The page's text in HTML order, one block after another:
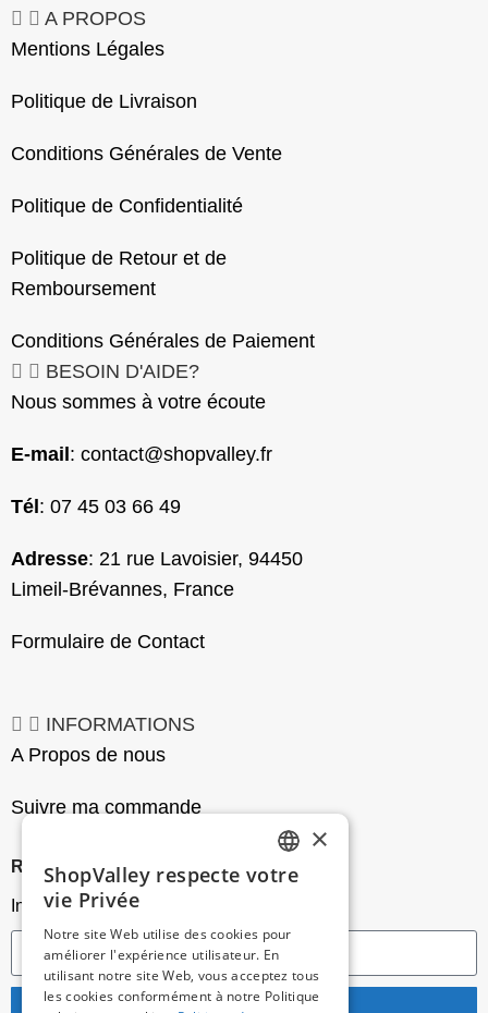
A PROPOS
Mentions Légales
Politique de Livraison
Conditions Générales de Vente
Politique de Confidentialité
Politique de Retour et de
Remboursement
Conditions Générales de Paiement
BESOIN D'AIDE?
Nous sommes à votre écoute
E-mail: contact@shopvalley.fr
Tél: 07 45 03 66 49
Adresse: 21 rue Lavoisier, 94450
Limeil-Brévannes, France
Formulaire de Contact
INFORMATIONS
A Propos de nous
Suivre ma commande
REJOIGNEZ-NOUS
Inscrivez-vous a notre newsletter
je m'abonne
FRENCH
×
ShopValley respecte votre
vie Privée
Notre site Web utilise des cookies pour
améliorer l'expérience utilisateur. En
utilisant notre site Web, vous acceptez tous
les cookies conformément à notre Politique